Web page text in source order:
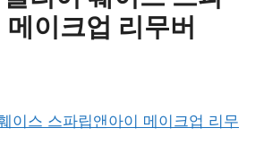
이크업 리무버